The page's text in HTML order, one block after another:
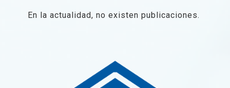
En la actualidad, no existen publicaciones.